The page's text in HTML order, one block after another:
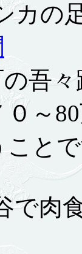
カの
々
～
と
で